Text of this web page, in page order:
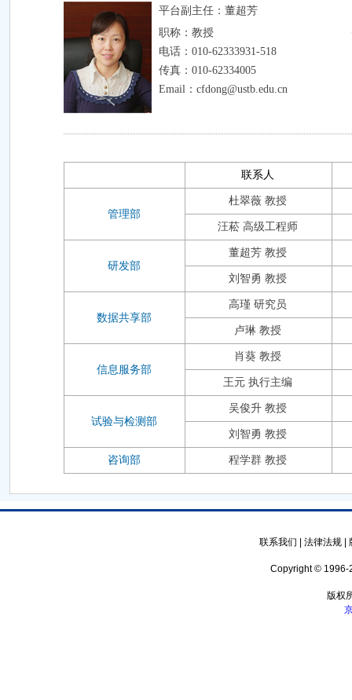
平台副主任：董超芳
职称：教授
电话：010-62333931-518
传真：010-62334005
Email：cfdong@ustb.edu.cn
联系人
管理部
杜翠薇 教授
汪菘 高级工程师
研发部
董超芳 教授
刘智勇 教授
数据共享部
高瑾 研究员
卢琳 教授
信息服务部
肖葵 教授
王元 执行主编
试验与检测部
吴俊升 教授
刘智勇 教授
咨询部 程学群 教授
联系我们 |法律法规 |
Copyright © 1996-
版权